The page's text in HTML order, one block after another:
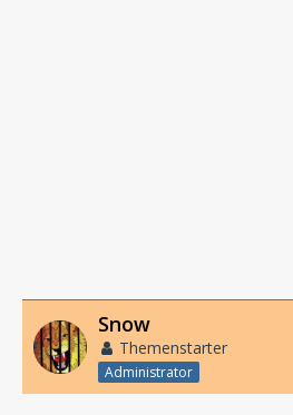
Snow
Themenstarter
Administrator